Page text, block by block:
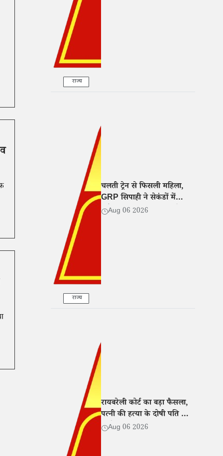
राज्य
राज्य
चलती ट्रेन से फिसली महिला,
GRP सिपाही ने सेकंडों में
खींचकर बचाई जान, वीडियो
Aug 06 2026
रायबरेली कोर्ट का बड़ा फैसला,
पत्नी की हत्या के दोषी पति को
उम्रकैद की सजा
Aug 06 2026